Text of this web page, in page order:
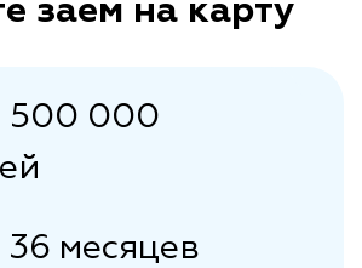
заем на карту
500 000
месяцев